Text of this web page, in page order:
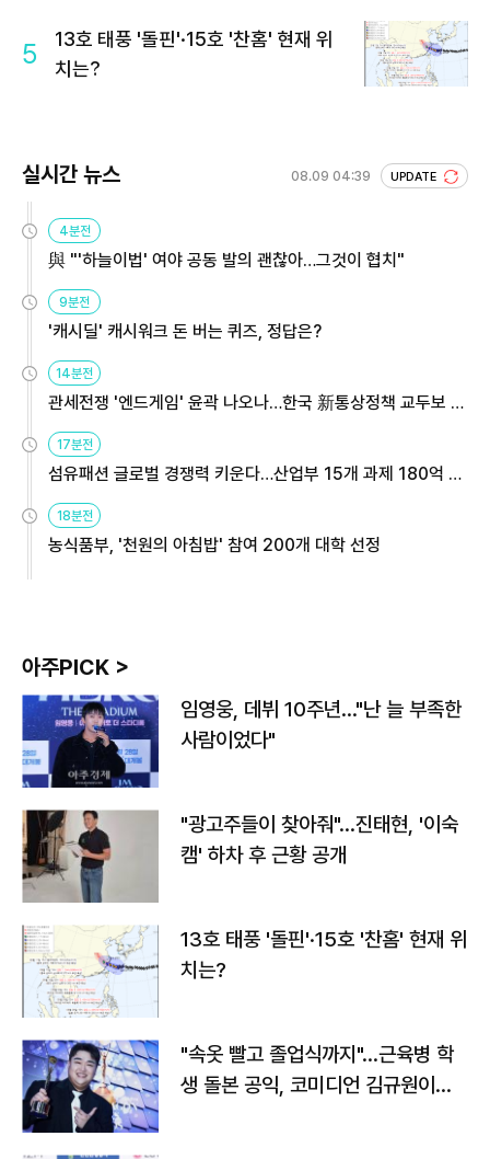
5
13호 태풍 '돌핀'·15호 '찬홈' 현재 위
치는?
실시간 뉴스 08.09 04:39 UPDATE
4분전
與 "'하늘이법' 여야 공동 발의 괜찮아…그것이 협치"
9분전
'캐시딜' 캐시워크 돈 버는 퀴즈, 정답은?
14분전
관세전쟁 '엔드게임' 윤곽 나오나…한국 新통상정책 교두보 활
용해야
17분전
섬유패션 글로벌 경쟁력 키운다…산업부 15개 과제 180억 지
원
18분전
농식품부, '천원의 아침밥' 참여 200개 대학 선정
아주PICK >
임영웅, 데뷔 10주년…"난 늘 부족한
사람이었다"
"광고주들이 찾아줘"…진태현, '이숙
캠' 하차 후 근황 공개
13호 태풍 '돌핀'·15호 '찬홈' 현재 위
치는?
"속옷 빨고 졸업식까지"…근육병 학
생 돌본 공익, 코미디언 김규원이었